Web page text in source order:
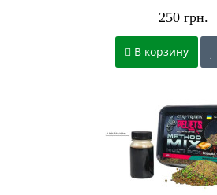
250 грн.
В корзину